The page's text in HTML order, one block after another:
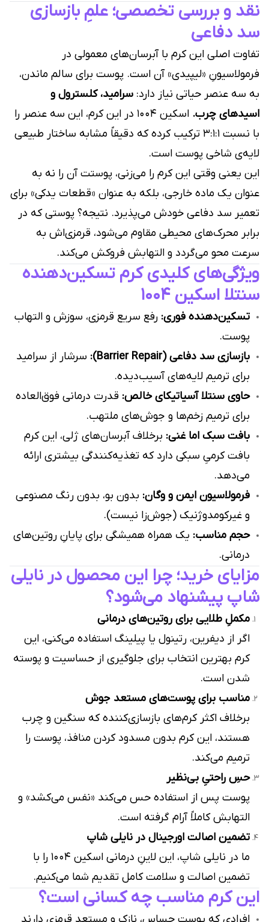
نقد و بررسی تخصصی؛ علمِ بازسازی
سد دفاعی
تفاوت اصلی این کرم با آبرسان‌های معمولی در
فرمولاسیونِ «لیپیدی» آن است. پوست برای سالم ماندن،
به سه عنصر حیاتی نیاز دارد: سرامید، کلسترول و
اسیدهای چرب.
اسکین ۱۰۰۴ در این کرم، این سه عنصر را
با نسبت ۳:۱:۱ ترکیب کرده که دقیقاً مشابه ساختار طبیعی
لایه‌ی شاخی پوست است.
این یعنی وقتی این کرم را می‌زنی، پوستت آن را نه به
عنوان یک ماده خارجی، بلکه به عنوان «قطعات یدکی» برای
تعمیر سد دفاعی خودش می‌پذیرد. نتیجه؟ پوستی که در
برابر محرک‌های محیطی مقاوم می‌شود، قرمزی‌اش به
سرعت محو می‌گردد و التهابش فروکش می‌کند.
ویژگی‌های کلیدی کرم تسکین‌دهنده
سنتلا اسکین ۱۰۰۴
تسکین‌دهنده فوری: رفع سریع قرمزی، سوزش و التهاب
پوست.
بازسازی سد دفاعی (Barrier Repair):
سرشار از سرامید
برای ترمیم لایه‌های آسیب‌دیده.
حاوی سنتلا آسیاتیکای خالص: قدرت درمانی فوق‌العاده
برای ترمیم زخم‌ها و جوش‌های ملتهب.
بافت سبک اما غنی: برخلاف آبرسان‌های ژلی، این کرم
بافت کرمیِ سبکی دارد که تغذیه‌کنندگی بیشتری ارائه
می‌دهد.
فرمولاسیون ایمن و وگان: بدون بو، بدون رنگ مصنوعی
و غیرکومدوژنیک (جوش‌زا نیست).
حجم مناسب: یک همراه همیشگی برای پایانِ روتین‌های
درمانی.
مزایای خرید؛ چرا این محصول در نایلی
شاپ پیشنهاد می‌شود؟
مکملِ طلایی برای روتین‌های درمانی
اگر از دیفرین، رتینول یا پیلینگ استفاده می‌کنی، این
کرم بهترین انتخاب برای جلوگیری از حساسیت و پوسته
شدن است.
مناسب برای پوست‌های مستعد جوش
برخلاف اکثر کرم‌های بازسازی‌کننده که سنگین و چرب
هستند، این کرم بدون مسدود کردن منافذ، پوست را
ترمیم می‌کند.
حسِ راحتیِ بی‌نظیر
پوست پس از استفاده حس می‌کند «نفس می‌کشد» و
التهابش کاملاً آرام گرفته است.
تضمین اصالت اورجینال در نایلی شاپ
ما در نایلی شاپ، این لاینِ درمانی اسکین ۱۰۰۴ را با
تضمین اصالت و سلامت کامل تقدیم شما می‌کنیم.
این کرم مناسب چه کسانی است؟